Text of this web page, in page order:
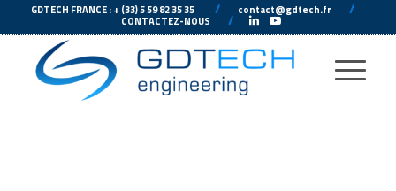
GDTECH FRANCE : + (33) 5 59 82 35 35 //--- contact@gdtech.fr //--
CONTACTEZ-NOUS ---// ---